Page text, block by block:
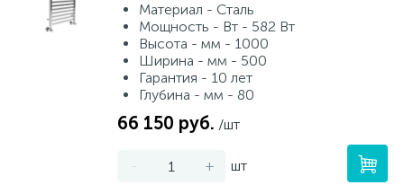
Материал - Сталь
Мощность - Вт - 582 Вт
Высота - мм - 1000
Ширина - мм - 500
Гарантия - 10 лет
Глубина - мм - 80
66 150 руб. /шт
- + шт